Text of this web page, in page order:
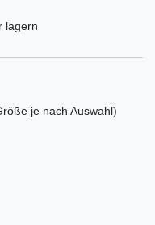
lagern
je nach Auswahl)